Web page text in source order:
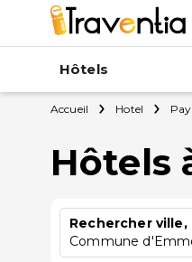
Hôtels
Accueil Hotel
Hôtels
Rechercher
Commune